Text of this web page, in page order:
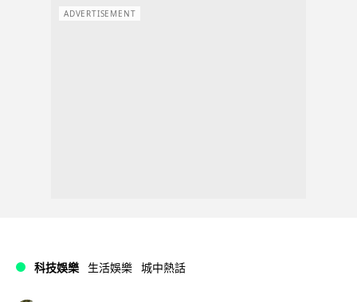
ADVERTISEMENT
科技娛樂 生活娛樂 城中熱話